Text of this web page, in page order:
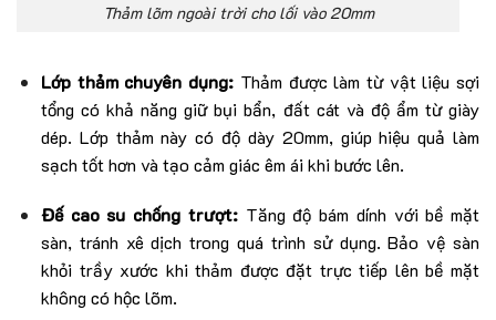
Thảm lõm ngoài trời cho lối vào 20mm
Lớp thảm chuyên dụng: Thảm được làm từ vật liệu sợi
tổng có khả năng giữ bụi bẩn, đất cát và độ ẩm từ giày
dép. Lớp thảm này có độ dày 20mm, giúp hiệu quả làm
sạch tốt hơn và tạo cảm giác êm ái khi bước lên.
Đế cao su chống trượt:Tăng độ bám dính với bề mặt
sàn, tránh xê dịch trong quá trình sử dụng. Bảo vệ sàn
khỏi trầy xước khi thảm được đặt trực tiếp lên bề mặt
không có hộc lõm.